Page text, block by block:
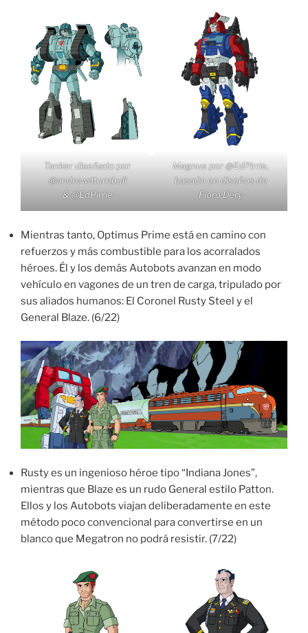
Tanker diseñado por
@andrewdturnbull
&@EdPirrie
Magnus por@EdPirrie,
basado en diseños de
Floro Dery
Mientras tanto, Optimus Prime está en camino con
refuerzos y más combustible para los acorralados
héroes. Él y los demás Autobots avanzan en modo
vehículo en vagones de un tren de carga, tripulado por
sus aliados humanos: El Coronel Rusty Steel y el
General Blaze. (6/22)
Rusty es un ingenioso héroe tipo “Indiana Jones”,
mientras que Blaze es un rudo General estilo Patton.
Ellos y los Autobots viajan deliberadamente en este
método poco convencional para convertirse en un
blanco que Megatron no podrá resistir. (7/22)